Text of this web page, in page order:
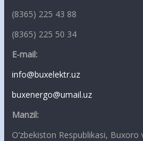
(8365) 225 43 88
(8365) 225 50 34
E-mail:
info@buxelektr.uz
buxenergo@umail.uz
Manzil:
O’zbekiston Respublikasi,